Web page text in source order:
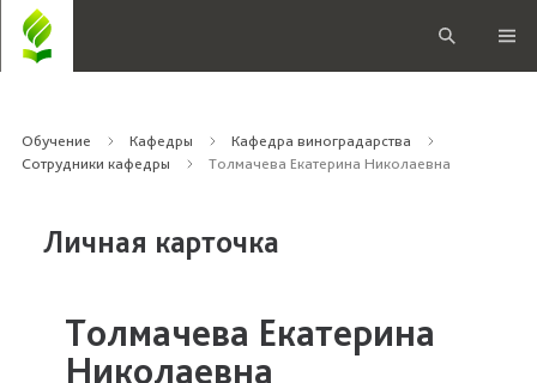
Обучение Кафедры
Кафедра виноградарства
Сотрудники кафедры
Толмачева Екатерина Николаевна
Личная карточка
Толмачева Екатерина
Николаевна